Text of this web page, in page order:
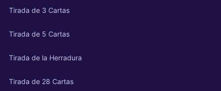
Tirada de 3 Cartas
Tirada de 5 Cartas
Tirada de la Herradura
Tirada de 28 Cartas